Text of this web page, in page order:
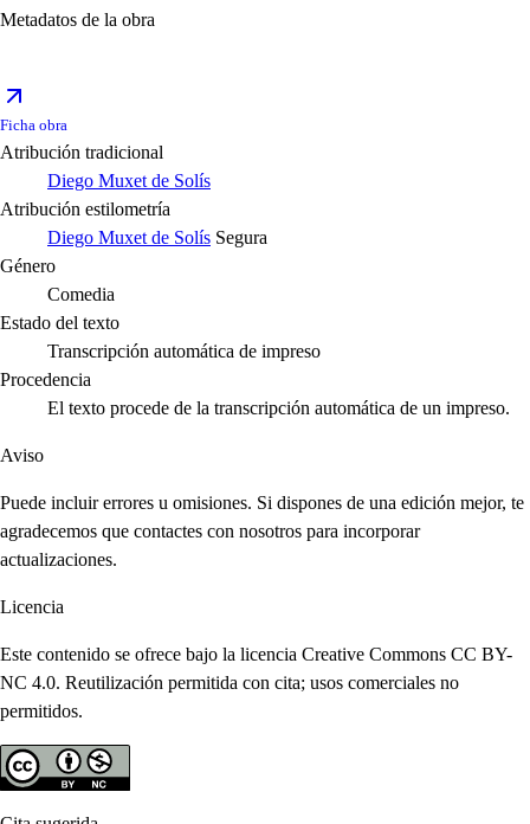
Metadatos de la obra
Ficha obra
Atribución tradicional
Diego Muxet de Solís
Atribución estilometría
Diego Muxet de Solís Segura
Género
Comedia
Estado del texto
Transcripción automática de impreso
Procedencia
El texto procede de la transcripción automática de un impreso.
Aviso
Puede incluir errores u omisiones. Si dispones de una edición mejor, te
agradecemos que contactes con nosotros para incorporar
actualizaciones.
Licencia
Este contenido se ofrece bajo la licencia Creative Commons CC BY-
NC 4.0. Reutilización permitida con cita; usos comerciales no
permitidos.